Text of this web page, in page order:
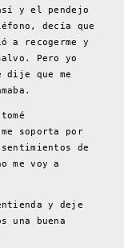
y el pendejo
decía que
a recogerme y
Pero yo
dije que me
soporta por
de
me voy a
y deje
una buena